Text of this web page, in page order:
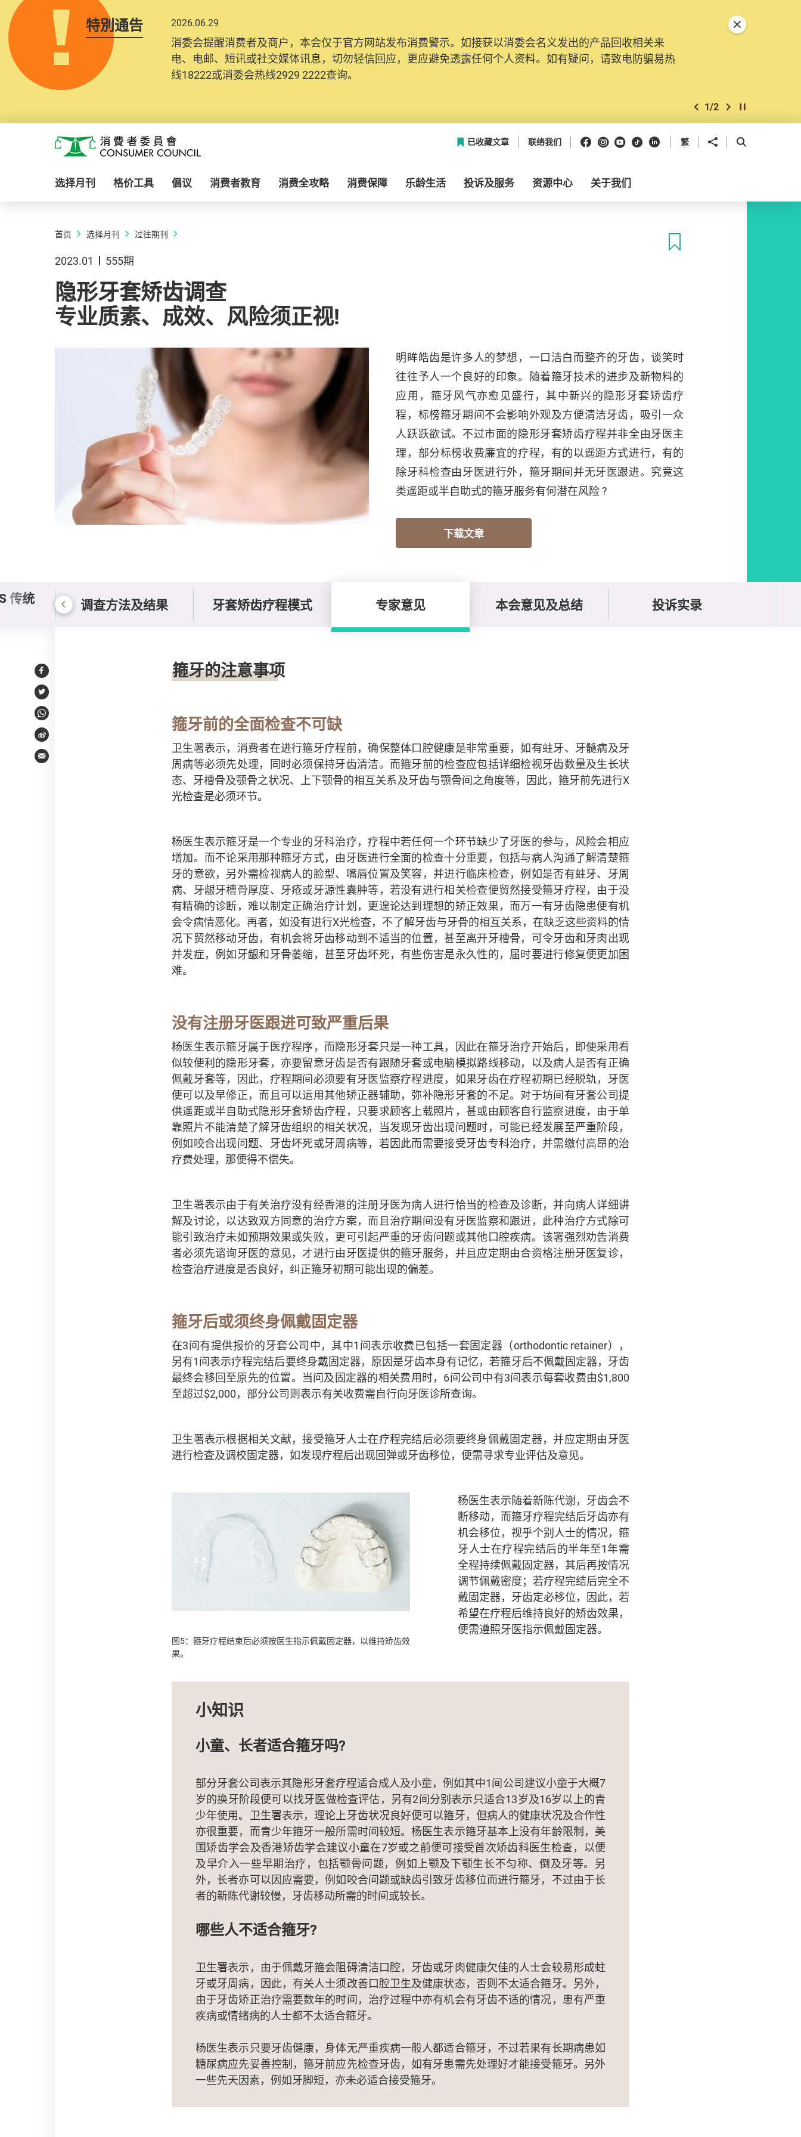
特別通告 2026.06.29
消委会提醒消费者及商户，本会仅于官方网站发布消费警示。如接获以消委会名义发出的产品回收相关来
电、电邮、短讯或社交媒体讯息，切勿轻信回应，更应避免透露任何个人资料。如有疑问，请致电防骗易热
线18222或消委会热线2929 2222查询。
上一个
1/2 下一个开始/暂停幻灯
关闭特別通告
消费者委员会
已收藏文章 联络我们 Facebook
Instagram
Youtube
抖音领英 繁 分享到 开启搜寻框
选择月刊 格价工具 倡议 消费者教育 消费全攻略 消费保障 乐龄生活 投诉及服务 资源中心 关于我们
首页 选择月刊 过往期刊
2023.01 555期
隐形牙套矫齿调查
专业质素、成效、风险须正视!
明眸皓齿是许多人的梦想，一口洁白而整齐的牙齿，谈笑时
往往予人一个良好的印象。随着箍牙技术的进步及新物料的
应用，箍牙风气亦愈见盛行，其中新兴的隐形牙套矫齿疗
程，标榜箍牙期间不会影响外观及方便清洁牙齿，吸引一众
人跃跃欲试。不过市面的隐形牙套矫齿疗程并非全由牙医主
理，部分标榜收费廉宜的疗程，有的以遥距方式进行，有的
除牙科检查由牙医进行外，箍牙期间并无牙医跟进。究竟这
类遥距或半自助式的箍牙服务有何潜在风险 ?
下载文章
传统 调查方法及结果 牙套矫齿疗程模式 专家意见 本会意见及总结 投诉实录
Facebook
Twitter
WhatsApp
Weibo
Email
箍牙的注意事项
箍牙前的全面检查不可缺
卫生署表示，消费者在进行箍牙疗程前，确保整体口腔健康是非常重要，如有蛀牙、牙髓病及牙
周病等必须先处理，同时必须保持牙齿清洁。而箍牙前的检查应包括详细检视牙齿数量及生长状
态、牙槽骨及颚骨之状况、上下颚骨的相互关系及牙齿与颚骨间之角度等，因此，箍牙前先进行X
光检查是必须环节。
杨医生表示箍牙是一个专业的牙科治疗，疗程中若任何一个环节缺少了牙医的参与，风险会相应
增加。而不论采用那种箍牙方式，由牙医进行全面的检查十分重要，包括与病人沟通了解清楚箍
牙的意欲，另外需检视病人的脸型、嘴唇位置及笑容，并进行临床检查，例如是否有蛀牙、牙周
病、牙龈牙槽骨厚度、牙疮或牙源性囊肿等，若没有进行相关检查便贸然接受箍牙疗程，由于没
有精确的诊断，难以制定正确治疗计划，更遑论达到理想的矫正效果，而万一有牙齿隐患便有机
会令病情恶化。再者，如没有进行X光检查，不了解牙齿与牙骨的相互关系，在缺乏这些资料的情
况下贸然移动牙齿，有机会将牙齿移动到不适当的位置，甚至离开牙槽骨，可令牙齿和牙肉出现
并发症，例如牙龈和牙骨萎缩，甚至牙齿坏死，有些伤害是永久性的，届时要进行修复便更加困
难。
没有注册牙医跟进可致严重后果
杨医生表示箍牙属于医疗程序，而隐形牙套只是一种工具，因此在箍牙治疗开始后，即使采用看
似较便利的隐形牙套，亦要留意牙齿是否有跟随牙套或电脑模拟路线移动，以及病人是否有正确
佩戴牙套等，因此，疗程期间必须要有牙医监察疗程进度，如果牙齿在疗程初期已经脱轨，牙医
便可以及早修正，而且可以运用其他矫正器辅助，弥补隐形牙套的不足。对于坊间有牙套公司提
供遥距或半自助式隐形牙套矫齿疗程，只要求顾客上载照片，甚或由顾客自行监察进度，由于单
靠照片不能清楚了解牙齿组织的相关状况，当发现牙齿出现问题时，可能已经发展至严重阶段，
例如咬合出现问题、牙齿坏死或牙周病等，若因此而需要接受牙齿专科治疗，并需缴付高昂的治
疗费处理，那便得不偿失。
卫生署表示由于有关治疗没有经香港的注册牙医为病人进行恰当的检查及诊断，并向病人详细讲
解及讨论，以达致双方同意的治疗方案，而且治疗期间没有牙医监察和跟进，此种治疗方式除可
能引致治疗未如预期效果或失败，更可引起严重的牙齿问题或其他口腔疾病。该署强烈劝告消费
者必须先谘询牙医的意见，才进行由牙医提供的箍牙服务，并且应定期由合资格注册牙医复诊，
检查治疗进度是否良好，纠正箍牙初期可能出现的偏差。
箍牙后或须终身佩戴固定器
在3间有提供报价的牙套公司中，其中1间表示收费已包括一套固定器（orthodontic retainer），
另有1间表示疗程完结后要终身戴固定器，原因是牙齿本身有记忆，若箍牙后不佩戴固定器，牙齿
最终会移回至原先的位置。当问及固定器的相关费用时，6间公司中有3间表示每套收费由$1,800
至超过$2,000，部分公司则表示有关收费需自行向牙医诊所查询。
卫生署表示根据相关文献，接受箍牙人士在疗程完结后必须要终身佩戴固定器，并应定期由牙医
进行检查及调校固定器，如发现疗程后出现回弹或牙齿移位，便需寻求专业评估及意见。
图5：箍牙疗程结束后必须按医生指示佩戴固定器，以维持矫齿效
果。
杨医生表示随着新陈代谢，牙齿会不
断移动，而箍牙疗程完结后牙齿亦有
机会移位，视乎个别人士的情况，箍
牙人士在疗程完结后的半年至1年需
全程持续佩戴固定器，其后再按情况
调节佩戴密度；若疗程完结后完全不
戴固定器，牙齿定必移位，因此，若
希望在疗程后维持良好的矫齿效果，
便需遵照牙医指示佩戴固定器。
小知识
小童、长者适合箍牙吗?
部分牙套公司表示其隐形牙套疗程适合成人及小童，例如其中1间公司建议小童于大概7
岁的换牙阶段便可以找牙医做检查评估，另有2间分别表示只适合13岁及16岁以上的青
少年使用。卫生署表示，理论上牙齿状况良好便可以箍牙，但病人的健康状况及合作性
亦很重要，而青少年箍牙一般所需时间较短。杨医生表示箍牙基本上没有年龄限制，美
国矫齿学会及香港矫齿学会建议小童在7岁或之前便可接受首次矫齿科医生检查，以便
及早介入一些早期治疗，包括颚骨问题，例如上颚及下颚生长不匀称、倒及牙等。另
外，长者亦可以因应需要，例如咬合问题或缺齿引致牙齿移位而进行箍牙，不过由于长
者的新陈代谢较慢，牙齿移动所需的时间或较长。
哪些人不适合箍牙?
卫生署表示，由于佩戴牙箍会阻碍清洁口腔，牙齿或牙肉健康欠佳的人士会较易形成蛀
牙或牙周病，因此，有关人士须改善口腔卫生及健康状态，否则不太适合箍牙。另外，
由于牙齿矫正治疗需要数年的时间，治疗过程中亦有机会有牙齿不适的情况，患有严重
疾病或情绪病的人士都不太适合箍牙。
杨医生表示只要牙齿健康，身体无严重疾病一般人都适合箍牙，不过若果有长期病患如
糖尿病应先妥善控制，箍牙前应先检查牙齿，如有牙患需先处理好才能接受箍牙。另外
一些先天因素，例如牙脚短，亦未必适合接受箍牙。